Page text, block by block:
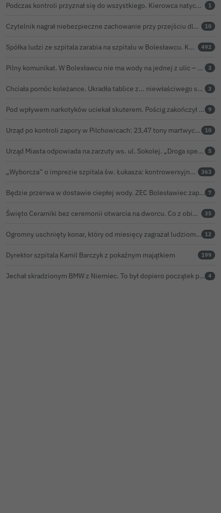
Podczas kontroli przyznał się do wszystkiego. Kierowca natychmiast stracił prawo jazdy 1
Czytelnik nagrał niebezpieczne zachowanie przy przejściu dla pieszych w Bolesławcu 10
Spółka ludzi ze szpitala zarabia na szpitalu w Bolesławcu. Kwoty pozostają tajne 492
Pilny komunikat. W Bolesławcu nie ma wody na jednej z ulic – trwa usuwanie awarii 3
Chciała pomóc koleżance. Ukradła tablice z... niewłaściwego samochodu 3
Pod wpływem narkotyków uciekał skuterem. Pościg zakończył w polu kukurydzy 9
Urząd po kontroli zapory w Pilchowicach: 23,47 tony martwych ryb i zawiadomienie do prokuratury 10
Urząd Miasta odpowiada na zarzuty ws. ul. Sokolej. „Droga spełnia wszystkie normy” 5
„Wyborcza” o imprezie szpitala św. Łukasza: kontrowersyjna gala dla pracowników 363
Będzie przerwa w dostawie ciepłej wody. ZEC Bolesławiec zapowiada prace remontowe 7
Święto Ceramiki bez ceremonii otwarcia na dworcu. Co z obietnicą prezydenta Bolesławca? 35
Ogromny uschnięty konar, który od miesięcy zagrażał ludziom w Bolesławcu, wycięty 12
Dyrektor szpitala Kamil Barczyk z pokaźnym majątkiem 199
Jechał skradzionym BMW z Niemiec. To był dopiero początek problemów 33-latka 4